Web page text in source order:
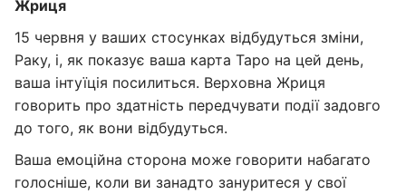
Жриця
15 червня у ваших стосунках відбудуться зміни,
Раку, і, як показує ваша карта Таро на цей день,
ваша інтуїція посилиться. Верховна Жриця
говорить про здатність передчувати події задовго
до того, як вони відбудуться.
Ваша емоційна сторона може говорити набагато
голосніше, коли ви занадто зануритеся у свої